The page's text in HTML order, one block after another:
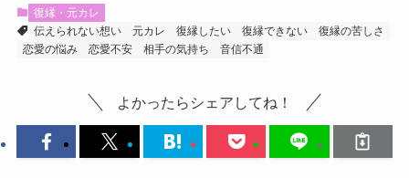
復縁・元カレ
伝えられない想い
元カレ 復縁したい 復縁できない
復縁の苦しさ
恋愛の悩み
恋愛不安 相手の気持ち 音信不通
よかったらシェアしてね！